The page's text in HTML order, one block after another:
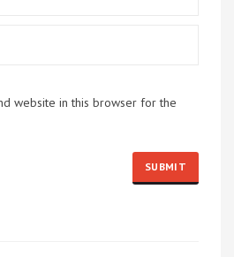
website in this browser for the